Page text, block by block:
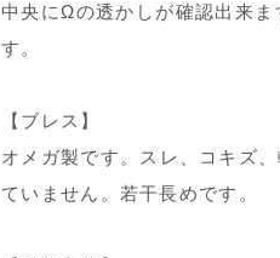
中央にΩの透かしが確認出来ま
す。
【ブレス】
オメガ製です。スレ、コキズ
ていません。若干長めです。